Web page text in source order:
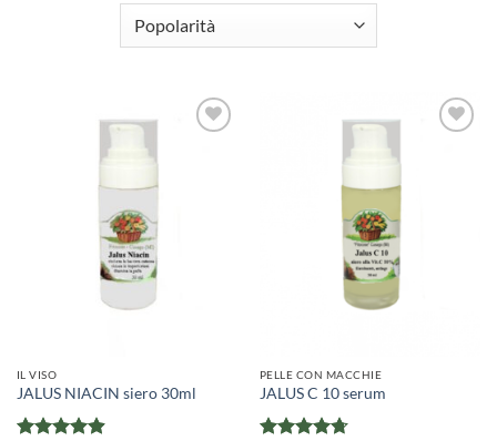
IL VISO
JALUS NIACIN siero 30ml
PELLE CON MACCHIE
JALUS C 10 serum